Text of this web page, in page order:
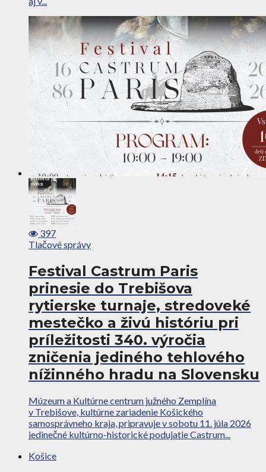
397
Tlačové správy
Festival Castrum Paris
prinesie do Trebišova
rytierske turnaje, stredoveké
mestečko a živú históriu pri
príležitosti 340. výročia
zničenia jediného tehlového
nížinného hradu na Slovensku
Múzeum a Kultúrne centrum južného Zemplína
v Trebišove, kultúrne zariadenie Košického
samosprávneho kraja, pripravuje v sobotu 11. júla 2026
jedinečné kultúrno-historické podujatie Castrum...
Košice